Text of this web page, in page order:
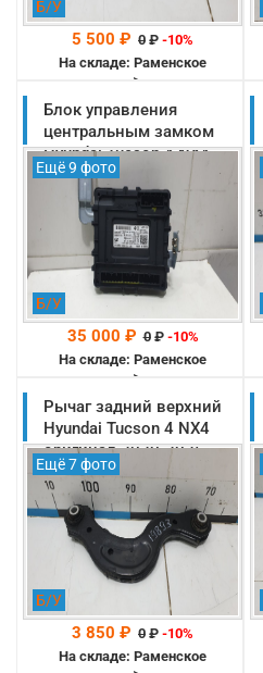
Б/У
5 500 ₽ 0 ₽ -10%
На складе: Раменское
-->
Блок управления
центральным замком
Hyundai Tucson 4 NX4
оригинал 2020-2025
(95400N7021)
Ещё 9 фото
Б/У
35 000 ₽ 0₽ -10%
На складе: Раменское
-->
Рычаг задний верхний
Hyundai Tucson 4 NX4
оригинал 2020-2025
(55120N9150)
Ещё 7 фото
Б/У
3 850 ₽ 0 ₽ -10%
На складе: Раменское